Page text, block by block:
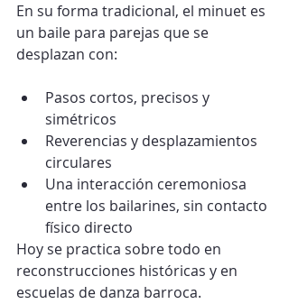
En su forma tradicional, el minuet es
un baile para parejas que se
desplazan con:
Pasos cortos, precisos y
simétricos
Reverencias y desplazamientos
circulares
Una interacción ceremoniosa
entre los bailarines, sin contacto
físico directo
Hoy se practica sobre todo en
reconstrucciones históricas y en
escuelas de danza barroca.